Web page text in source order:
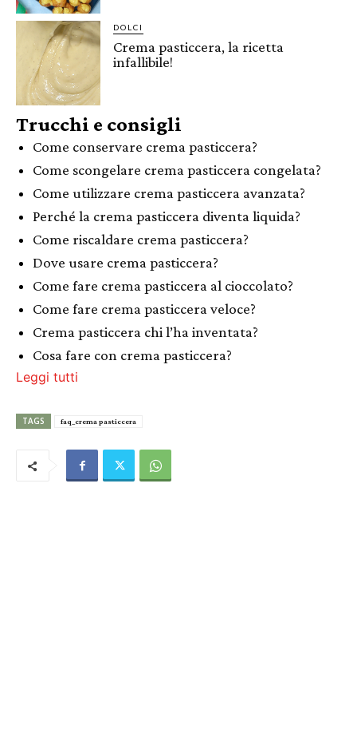
DOLCI
Crema pasticcera, la ricetta
infallibile!
Trucchi e consigli
Come conservare crema pasticcera?
Come scongelare crema pasticcera congelata?
Come utilizzare crema pasticcera avanzata?
Perché la crema pasticcera diventa liquida?
Come riscaldare crema pasticcera?
Dove usare crema pasticcera?
Come fare crema pasticcera al cioccolato?
Come fare crema pasticcera veloce?
Crema pasticcera chi l’ha inventata?
Cosa fare con crema pasticcera?
Leggi tutti
TAGS faq_crema pasticcera